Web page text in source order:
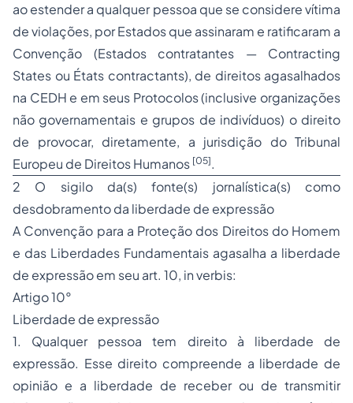
ao estendera qualquer pessoa que se considere vítima
de violações, por Estados que assinaram e ratificaram a
Convenção (Estados contratantes — Contracting
States ou États contractants), de direitos agasalhados
na CEDH e em seus Protocolos (inclusive organizações
não governamentais e grupos de indivíduos) o direito
de provocar, diretamente, a jurisdição do Tribunal
Europeu de Direitos Humanos [05].
2 O sigilo da(s) fonte(s) jornalística(s) como
desdobramento da liberdade de expressão
A Convenção para a Proteção dos Direitos do Homem
e das Liberdades Fundamentais agasalha a liberdade
de expressãoem seu art. 10, in verbis:
Artigo 10°
Liberdade de expressão
1. Qualquer pessoa tem direito à liberdade de
expressão. Esse direito compreende a liberdade de
opinião e a liberdade de receber ou de transmitir